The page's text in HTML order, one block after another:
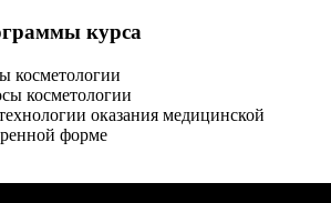
курса
косметологии
косметологии
оказания медицинской
форме